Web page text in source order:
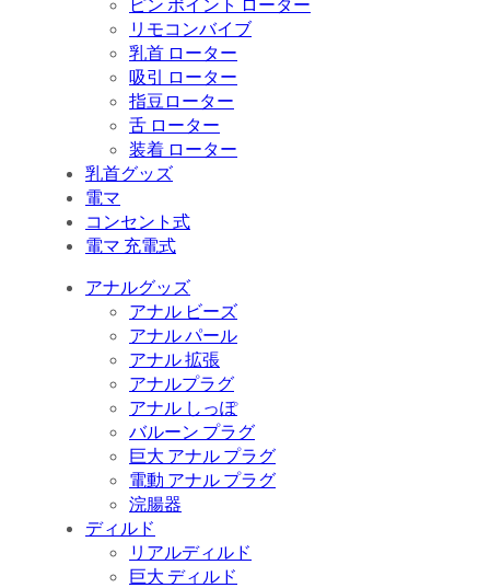
リモコンバイブ
乳首 ローター
吸引 ローター
指豆ローター
舌 ローター
装着 ローター
乳首グッズ
電マ
コンセント式
電マ 充電式
アナルグッズ
アナル ビーズ
アナル パール
アナル 拡張
アナルプラグ
アナル しっぽ
バルーン プラグ
巨大 アナル プラグ
電動 アナル プラグ
浣腸器
ディルド
リアルディルド
巨大 ディルド